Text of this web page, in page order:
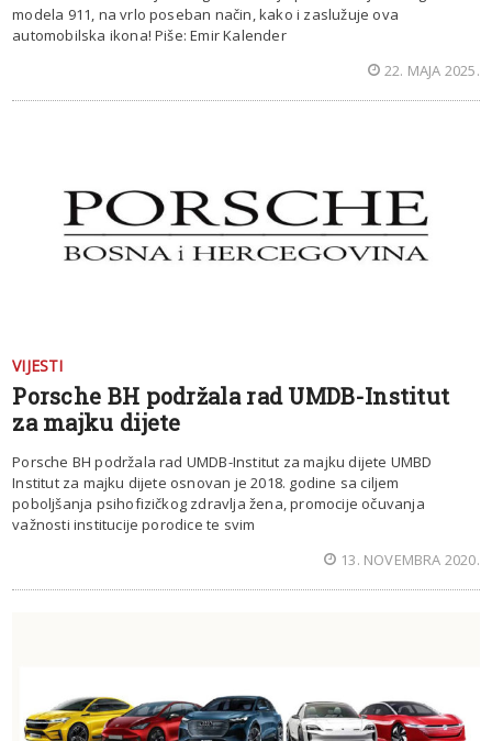
modela 911, na vrlo poseban način, kako i zaslužuje ova
automobilska ikona! Piše: Emir Kalender
22. MAJA 2025.
VIJESTI
Porsche BH podržala rad UMDB-Institut
za majku dijete
Porsche BH podržala rad UMDB-Institut za majku dijete UMBD
Institut za majku dijete osnovan je 2018. godine sa ciljem
poboljšanja psihofizičkog zdravlja žena, promocije očuvanja
važnosti institucije porodice te svim
13. NOVEMBRA 2020.